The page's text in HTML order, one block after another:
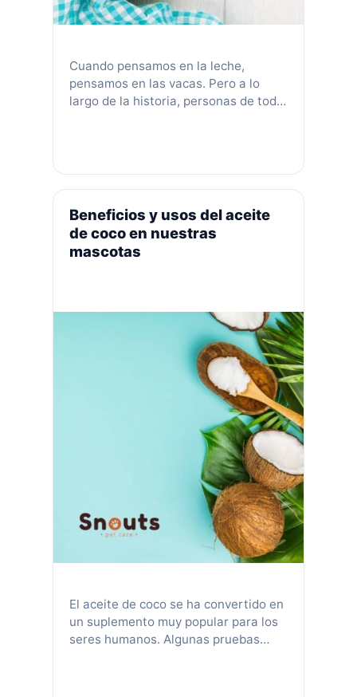
Cuando pensamos en la leche,
pensamos en las vacas. Pero a lo
largo de la historia, personas de todo
animales, tales como: la oveja y la
cabra. En las últimas décadas, la
leche de vaca y otras especies se …
Leer más
Beneficios y usos del aceite
de coco en nuestras
mascotas
El aceite de coco se ha convertido en
un suplemento muy popular para los
seres humanos. Algunas pruebas